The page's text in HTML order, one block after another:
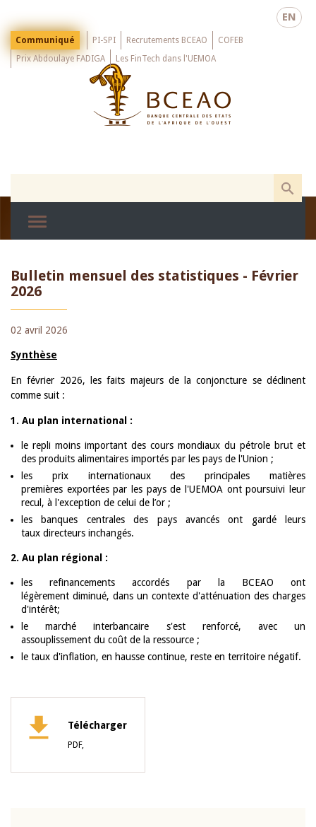
main
EN
Menu
Top
Communiqué PI-SPI Recrutements BCEAO
COFEB
Prix Abdoulaye FADIGA
Les FinTech dans l'UEMOA
Bulletin mensuel des statistiques - Février
2026
02 avril 2026
Synthèse
En février 2026, les faits majeurs de la conjoncture se déclinent
comme suit :
1. Au plan international :
le repli moins important des cours mondiaux du pétrole brut et
des produits alimentaires importés par les pays de l'Union ;
les prix internationaux des principales matières
premières exportées par les pays de l'UEMOA ont poursuivi leur
recul, à l'exception de celui de l’or ;
les banques centrales des pays avancés ont gardé leurs
taux directeurs inchangés.
2. Au plan régional :
les refinancements accordés par la BCEAO ont
légèrement diminué, dans un contexte d'atténuation des charges
d'intérêt;
le marché interbancaire s'est renforcé, avec un
assouplissement du coût de la ressource ;
le taux d'inflation, en hausse continue, reste en territoire négatif.
Télécharger
PDF,